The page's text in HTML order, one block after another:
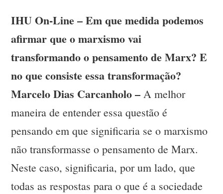
IHU On-Line – Em que medida podemos
afirmar que o marxismo vai
transformando o pensamento de Marx? E
no que consiste essa transformação?
Marcelo Dias Carcanholo – A melhor
maneira de entender essa questão é
pensando em que significaria se o marxismo
não transformasse o pensamento de Marx.
Neste caso, significaria, por um lado, que
todas as respostas para o que é a sociedade